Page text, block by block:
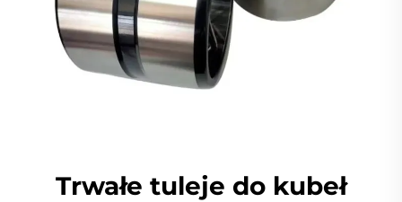
Trwałe tuleje do kubeł